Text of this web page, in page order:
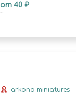
от 40 ₽
arkona miniatures